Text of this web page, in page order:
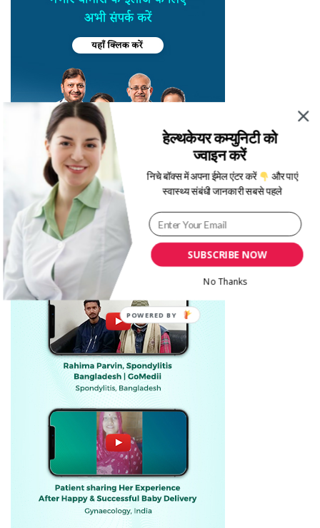
SUBSCRIBE NOW
हेल्थकेयर कम्युनिटी को
ज्वाइन करें
निचे बॉक्स में अपना ईमेल एंटर करें और पाएं
स्वास्थ्य संबंधी जानकारी सबसे पहले
No Thanks
POWERED BY